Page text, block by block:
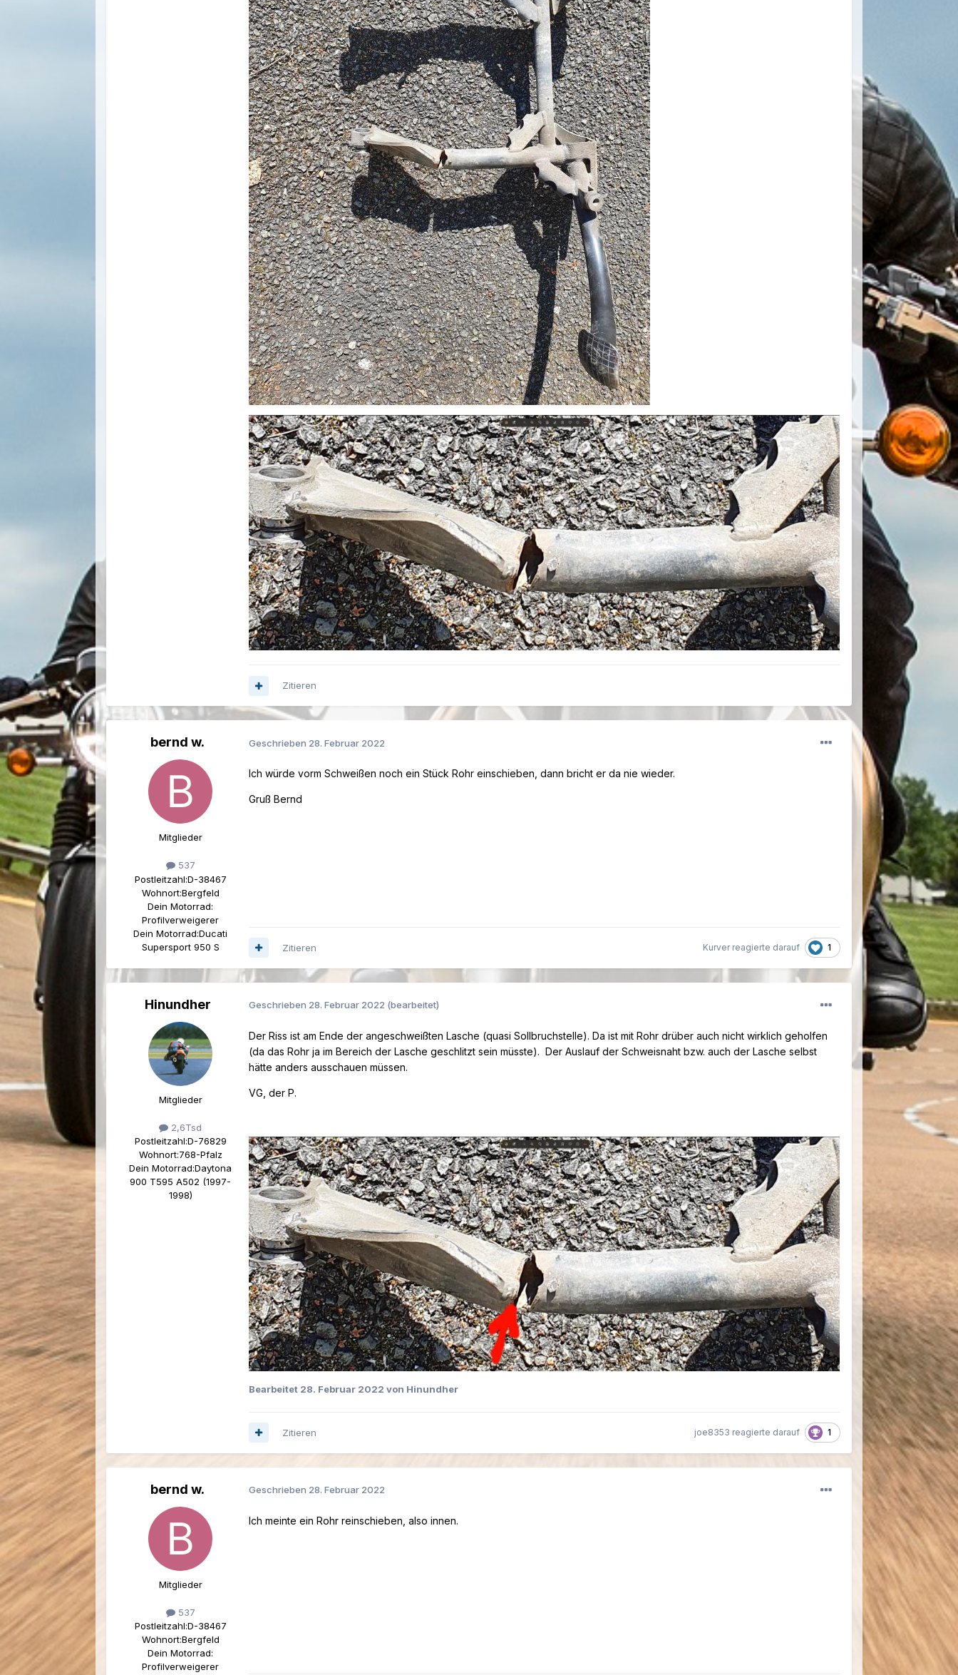
Zitieren
bernd w.
Mitglieder
537
Postleitzahl:D-38467
Wohnort:Bergfeld
Dein Motorrad:
Profilverweigerer
Dein Motorrad:Ducati
Supersport 950 S
Geschrieben 28. Februar 2022
Ich würde vorm Schweißen noch ein Stück Rohr einschieben, dann bricht er da nie wieder.
Gruß Bernd
Kurver reagierte darauf 1
Zitieren
Hinundher
Mitglieder
2,6Tsd
Postleitzahl:D-76829
Wohnort:768-Pfalz
Dein Motorrad:Daytona
900 T595 A502 (1997-
1998)
Geschrieben 28. Februar 2022 (bearbeitet)
Der Riss ist am Ende der angeschweißten Lasche (quasi Sollbruchstelle). Da ist mit Rohr drüber auch nicht wirklich geholfen
(da das Rohr ja im Bereich der Lasche geschlitzt sein müsste). Der Auslauf der Schweisnaht bzw. auch der Lasche selbst
hätte anders ausschauen müssen.
VG, der P.
Bearbeitet 28. Februar 2022 von Hinundher
joe8353 reagierte darauf 1
Zitieren
bernd w.
Mitglieder
537
Postleitzahl:D-38467
Wohnort:Bergfeld
Dein Motorrad:
Profilverweigerer
Geschrieben 28. Februar 2022
Ich meinte ein Rohr reinschieben, also innen.